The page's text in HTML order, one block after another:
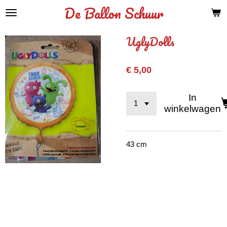
Ga
de
hoofdinhoud
De Ballon Schuur
UglyDolls
€ 5,00
In
winkelwagen
43 cm